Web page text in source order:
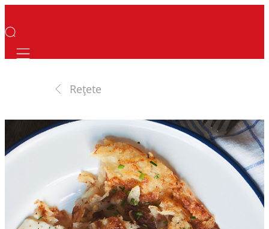
Mobile navigation
Rețete